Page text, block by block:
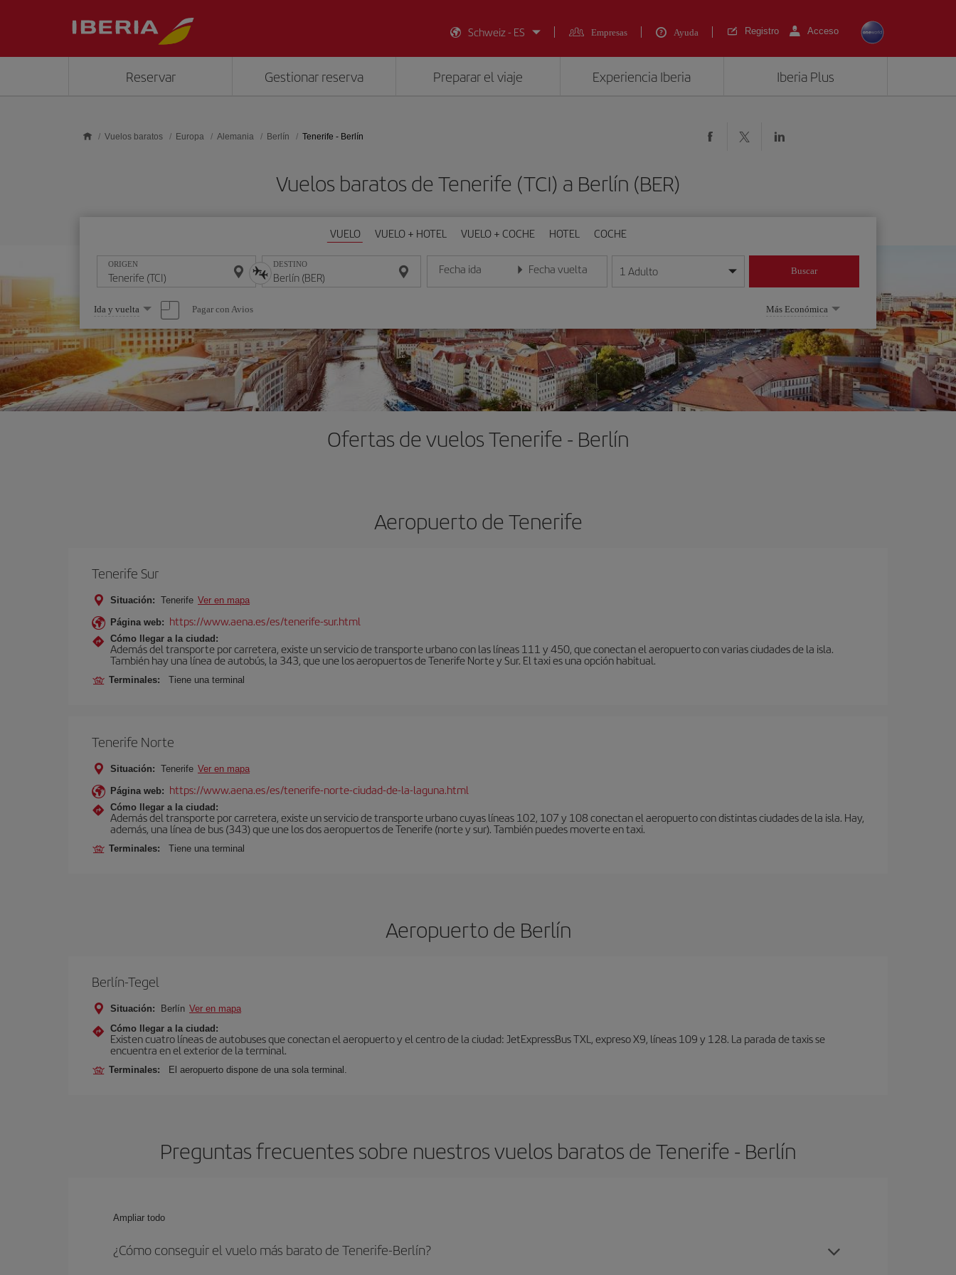
Schweiz - ES
Empresas Ayuda Registro Acceso
Reservar Gestionar reserva Preparar el viaje Experiencia Iberia Iberia Plus
Vuelos baratos Europa Alemania Berlín Tenerife - Berlín
Vuelos baratos de Tenerife (TCI) a Berlín (BER)
VUELO VUELO + HOTEL VUELO + COCHE HOTEL COCHE
ORIGEN DESTINO Fecha ida
Introduce la fecha en formato día/mes/año
Fecha vuelta
Introduce la fecha en formato día/mes/año
1 Adulto Buscar
Seleccione
una
opción
Ida y vuelta Pagar con Avios Más Económica
Ofertas de vuelos Tenerife - Berlín
Aeropuerto de Tenerife
Tenerife Sur
Situación: Tenerife Ver en mapa
Página web: https://www.aena.es/es/tenerife-sur.html
Cómo llegar a la ciudad:
Además del transporte por carretera, existe un servicio de transporte urbano con las líneas 111 y 450, que conectan el aeropuerto con varias ciudades de la isla.
También hay una línea de autobús, la 343, que une los aeropuertos de Tenerife Norte y Sur. El taxi es una opción habitual.
Terminales: Tiene una terminal
Tenerife Norte
Situación: Tenerife Ver en mapa
Página web: https://www.aena.es/es/tenerife-norte-ciudad-de-la-laguna.html
Cómo llegar a la ciudad:
Además del transporte por carretera, existe un servicio de transporte urbano cuyas líneas 102, 107 y 108 conectan el aeropuerto con distintas ciudades de la isla. Hay,
además, una línea de bus (343) que une los dos aeropuertos de Tenerife (norte y sur). También puedes moverte en taxi.
Terminales: Tiene una terminal
Aeropuerto de Berlín
Berlín-Tegel
Situación: Berlín Ver en mapa
Cómo llegar a la ciudad:
Existen cuatro líneas de autobuses que conectan el aeropuerto y el centro de la ciudad: JetExpressBus TXL, expreso X9, lí­neas 109 y 128. La parada de taxis se
encuentra en el exterior de la terminal.
Terminales: El aeropuerto dispone de una sola terminal.
Preguntas frecuentes sobre nuestros vuelos baratos de Tenerife - Berlín
Ampliar todo
¿Cómo conseguir el vuelo más barato de Tenerife-Berlín?